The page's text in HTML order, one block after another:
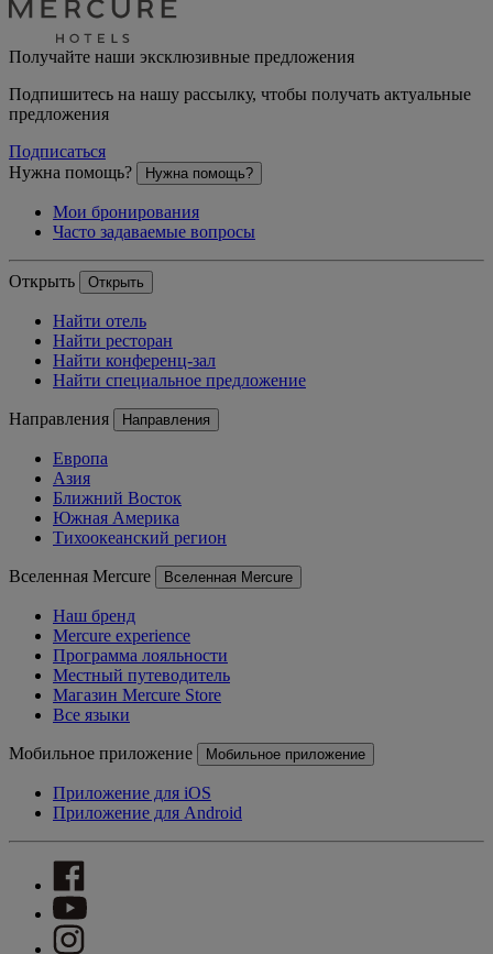
Получайте наши эксклюзивные предложения
Подпишитесь на нашу рассылку, чтобы получать актуальные
предложения
Подписаться
Нужна помощь?
Нужна помощь?
Мои бронирования
Часто задаваемые вопросы
Открыть Открыть
Найти отель
Найти ресторан
Найти конференц-зал
Найти специальное предложение
Направления Направления
Европа
Азия
Ближний Восток
Южная Америка
Тихоокеанский регион
Вселенная Mercure Вселенная Mercure
Наш бренд
Mercure experience
Программа лояльности
Местный путеводитель
Магазин Mercure Store
Все языки
Мобильное приложение Мобильное приложение
Приложение для iOS
Приложение для Android